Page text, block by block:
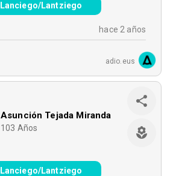
Lanciego/Lantziego
hace 2 años
adio.eus
Asunción Tejada Miranda
103 Años
Lanciego/Lantziego